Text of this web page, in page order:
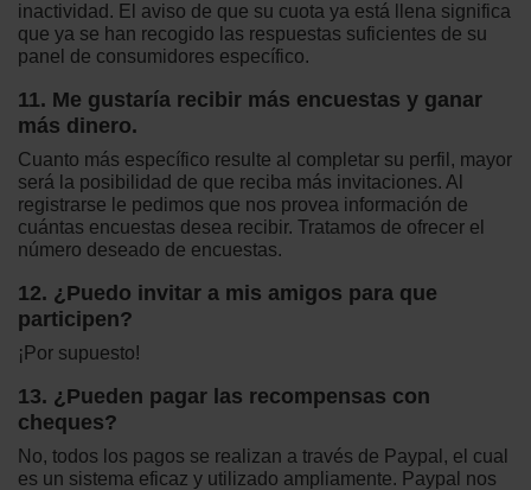
inactividad. El aviso de que su cuota ya está llena significa
que ya se han recogido las respuestas suficientes de su
panel de consumidores específico.
11. Me gustaría recibir más encuestas y ganar
más dinero.
Cuanto más específico resulte al completar su perfil, mayor
será la posibilidad de que reciba más invitaciones. Al
registrarse le pedimos que nos provea información de
cuántas encuestas desea recibir. Tratamos de ofrecer el
número deseado de encuestas.
12. ¿Puedo invitar a mis amigos para que
participen?
¡Por supuesto!
13. ¿Pueden pagar las recompensas con
cheques?
No, todos los pagos se realizan a través de Paypal, el cual
es un sistema eficaz y utilizado ampliamente. Paypal nos